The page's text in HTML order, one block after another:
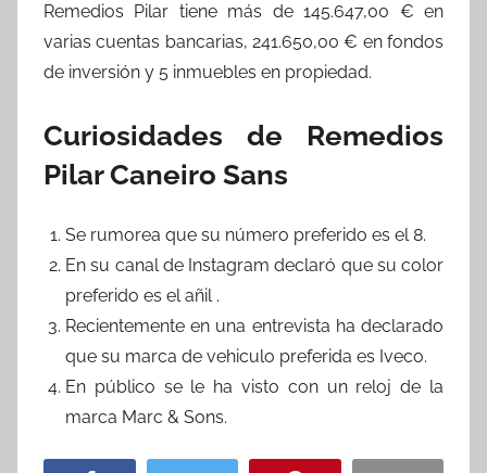
Remedios Pilar tiene más de 145.647,00 € en
varias cuentas bancarias, 241.650,00 € en fondos
de inversión y 5 inmuebles en propiedad.
Curiosidades de Remedios
Pilar Caneiro Sans
Se rumorea que su número preferido es el 8.
En su canal de Instagram declaró que su color
preferido es el añil .
Recientemente en una entrevista ha declarado
que su marca de vehiculo preferida es Iveco.
En público se le ha visto con un reloj de la
marca Marc & Sons.